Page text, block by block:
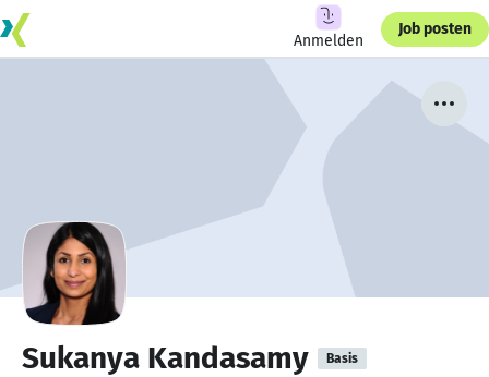
Anmelden
Job posten
Sukanya Kandasamy Basis